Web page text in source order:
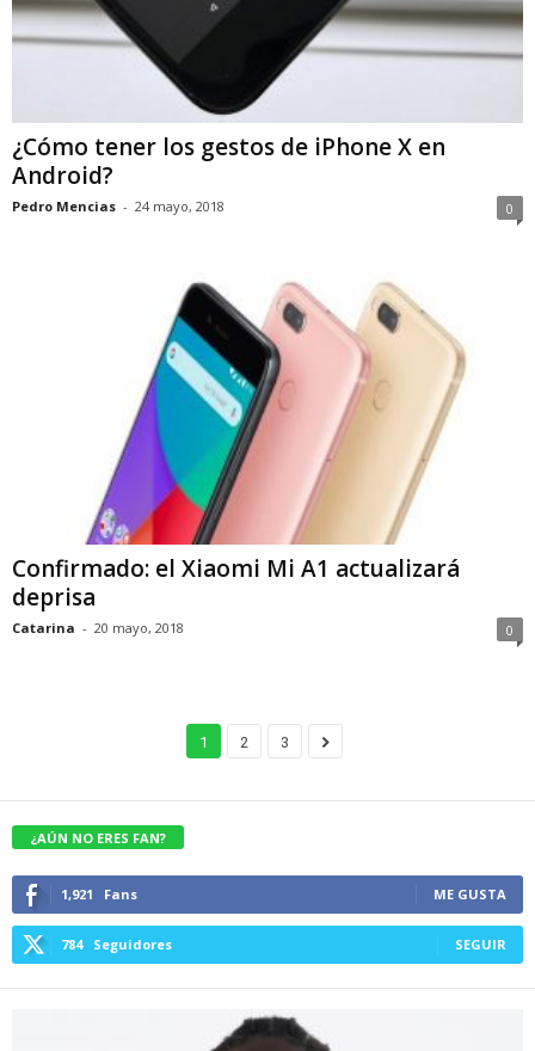
¿Cómo tener los gestos de iPhone X en
Android?
Pedro Mencias - 24 mayo, 2018 0
Confirmado: el Xiaomi Mi A1 actualizará
deprisa
Catarina - 20 mayo, 2018 0
1 2 3
¿AÚN NO ERES FAN?
1,921 Fans ME GUSTA
784 Seguidores SEGUIR